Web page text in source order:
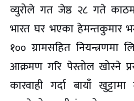
व्युरोले गत जेष्ठ २८ गते
भारत घर भएका हेमन्तकुमार
१०० ग्रामसहित नियन्त्रणमा
आक्रमण गरि पेस्तोल खोस्ने
कारवाही गर्दा बायाँ